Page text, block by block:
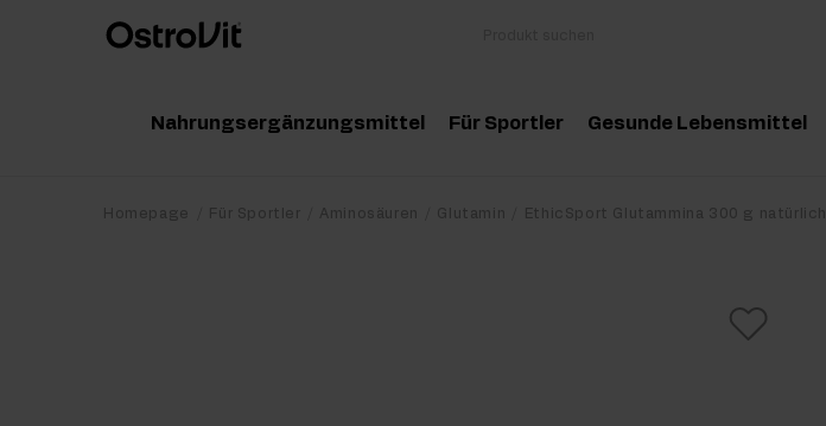
Nahrungsergänzungsmittel
Produktempfehlung
Für Sportler Gesunde Lebensmittel
Erdnussbutter
Homepage Für Sportler Aminosäuren Glutamin EthicSport Glutammina 300 g natürlich